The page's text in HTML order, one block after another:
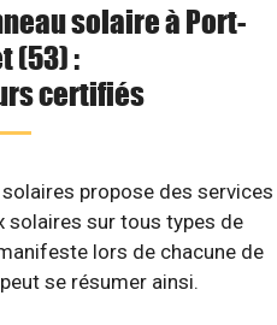
solaire à Port-
(53) :
certifiés
propose des services
solaires sur tous types de
lors de chacune de
se résumer ainsi.